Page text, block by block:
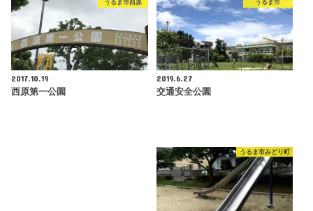
うるま市西原
2017.10.19
西原第一公園
うるま市
2019.6.27
交通安全公園
うるま市みどり町